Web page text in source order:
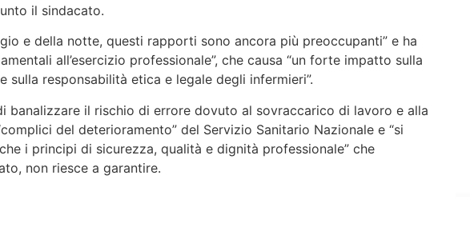
il sindacato.
e della notte, questi rapporti sono ancora più preoccupanti” e ha
all’esercizio professionale”, che causa “un forte impatto sulla
responsabilità etica e legale degli infermieri”.
banalizzare il rischio di errore dovuto al sovraccarico di lavoro e alla
del deterioramento” del Servizio Sanitario Nazionale e “si
i principi di sicurezza, qualità e dignità professionale” che
non riesce a garantire.